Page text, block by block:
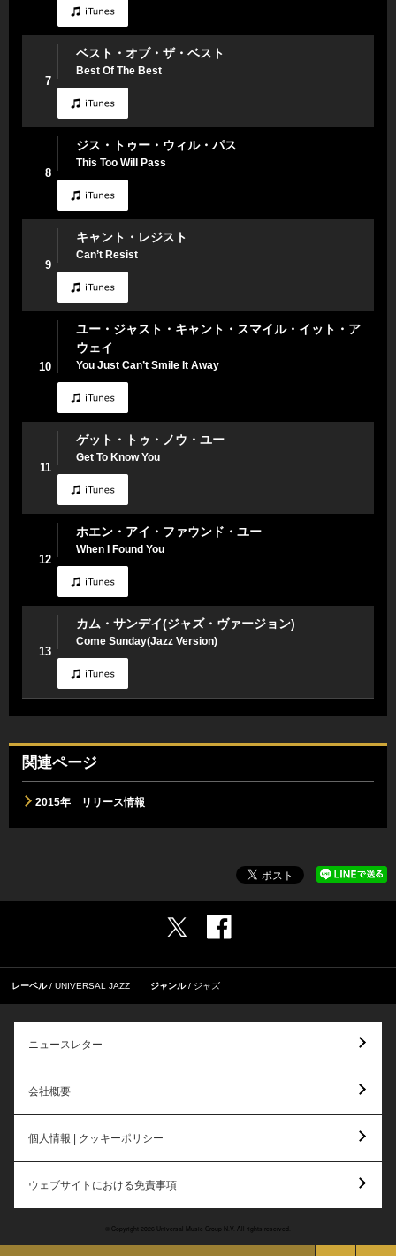
7
ベスト・オブ・ザ・ベスト
Best Of The Best
8
ジス・トゥー・ウィル・パス
This Too Will Pass
9
キャント・レジスト
Can’t Resist
10
ユー・ジャスト・キャント・スマイル・イット・ア
ウェイ
You Just Can’t Smile It Away
11
ゲット・トゥ・ノウ・ユー
Get To Know You
12
ホエン・アイ・ファウンド・ユー
When I Found You
13
カム・サンデイ(ジャズ・ヴァージョン)
Come Sunday(Jazz Version)
関連ページ
2015年 リリース情報
レーベル UNIVERSAL JAZZ ジャンル ジャズ
ニュースレター
会社概要
個人情報 | クッキーポリシー
ウェブサイトにおける免責事項
© Copyright 2026 Universal Music Group N.V. All rights reserved.